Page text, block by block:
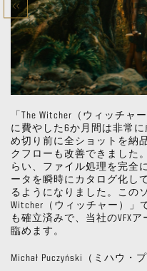
「The Witcher（ウィッチ
に費やした6か月間は非常
め切り前に全ショットを納
クフローも改善できました
らい、ファイル処理を完全
ータを瞬時にカタログ化し
るようになりました。この
Witcher（ウィッチャー）」
も確立済みで、当社のVFX
臨めます。
Michał Puczyński（ミハウ・